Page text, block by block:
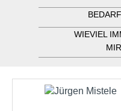
WIEVIEL